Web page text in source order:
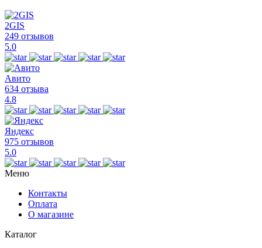
2GIS
249 отзывов
5.0
Авито
634 отзыва
4.8
Яндекс
975 отзывов
5.0
Меню
Контакты
Оплата
О магазине
Каталог